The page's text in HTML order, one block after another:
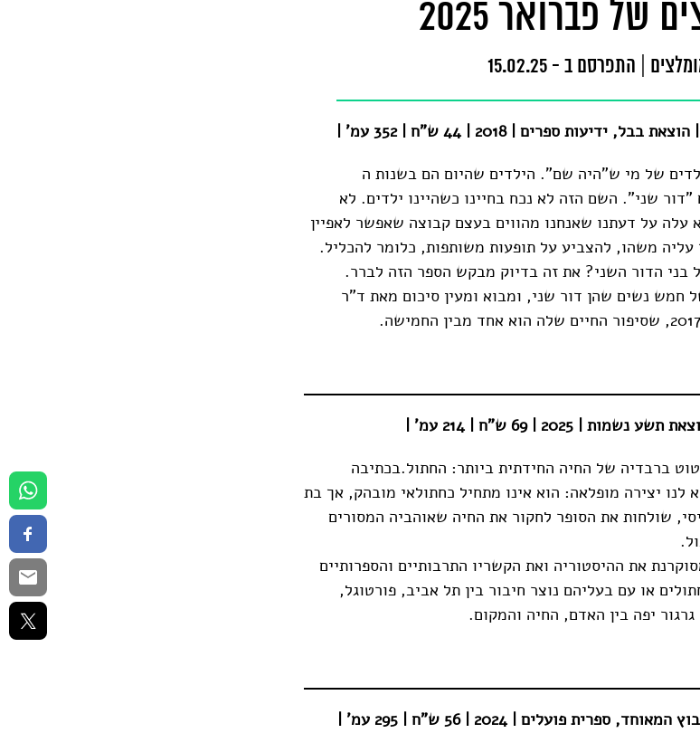
של פברואר 2025
התפרסם ב - 15.02.25
ספרים | 2018 | 44 ש"ח | 352 עמ' |
של מי ש"היה שם". הילדים שהיום הם בשנות ה
שני". השם הזה לא נכח בחיינו כשהיינו ילדים. לא
עלה על דעתנו שאנחנו מהווים בעצם קבוצה שאפשר לאפיין
משהו, להצביע על תופעות משותפות, כלומר להכליל.
בני הדור השני? את זה בדיוק מבקש הספר הזה לברר.
חמש נשים שהן דור שני, ומבוא ומעין סיכום מאת ד"ר
| 2025 | 69 ש"ח | 214 עמ' |
ברבדיה של החיה החידתית ביותר: החתול.בכתיבה
לנו יצירה מופלאה: הוא אינו מתחיל כחתולאי מובהק, אך בת
שולחות את הסופר לחקור את החיה שאוהביה המסורים
את ההיסטוריה ואת הקשריו התרבותיים והספרותיים
או עם בעליהם נוצר חיבור בין תל אביב, פורטוגל,
יפה בין האדם, החיה והמקום.
פועלים | 2024 | 56 ש"ח | 295 עמ' |